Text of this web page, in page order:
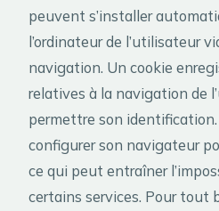
peuvent s’installer
l’ordinateur de l’utilisateur
navigation. Un cookie
relatives à la navigation de
permettre son
configurer son navigateur
ce qui peut entraîner
certains services. Pour tout